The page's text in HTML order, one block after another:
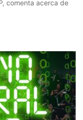
comenta acerca de